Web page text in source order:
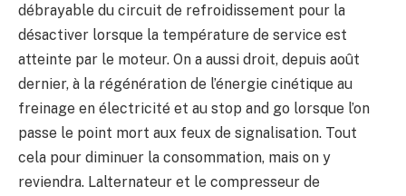
débrayable du circuit de refroidissement pour la
désactiver lorsque la température de service est
atteinte par le moteur. On a aussi droit, depuis août
dernier, à la régénération de l’énergie cinétique au
freinage en électricité et au stop and go lorsque l’on
passe le point mort aux feux de signalisation. Tout
cela pour diminuer la consommation, mais on y
reviendra. Lalternateur et le compresseur de